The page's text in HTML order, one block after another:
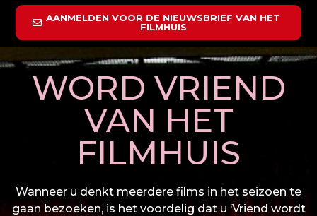
AANMELDEN VOOR DE NIEUWSBRIEF VAN HET
FILMHUIS
WORD VRIEND
VAN HET
FILMHUIS
Wanneer u denkt meerdere films in het seizoen te
gaan bezoeken, is het voordelig dat u ‘Vriend wordt